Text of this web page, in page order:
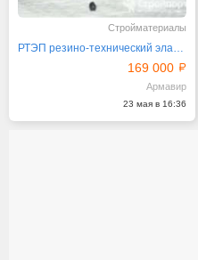
Стройматериалы
РТЭП резино-технический эластопласт
169 000
Армавир
23 мая в 16:36